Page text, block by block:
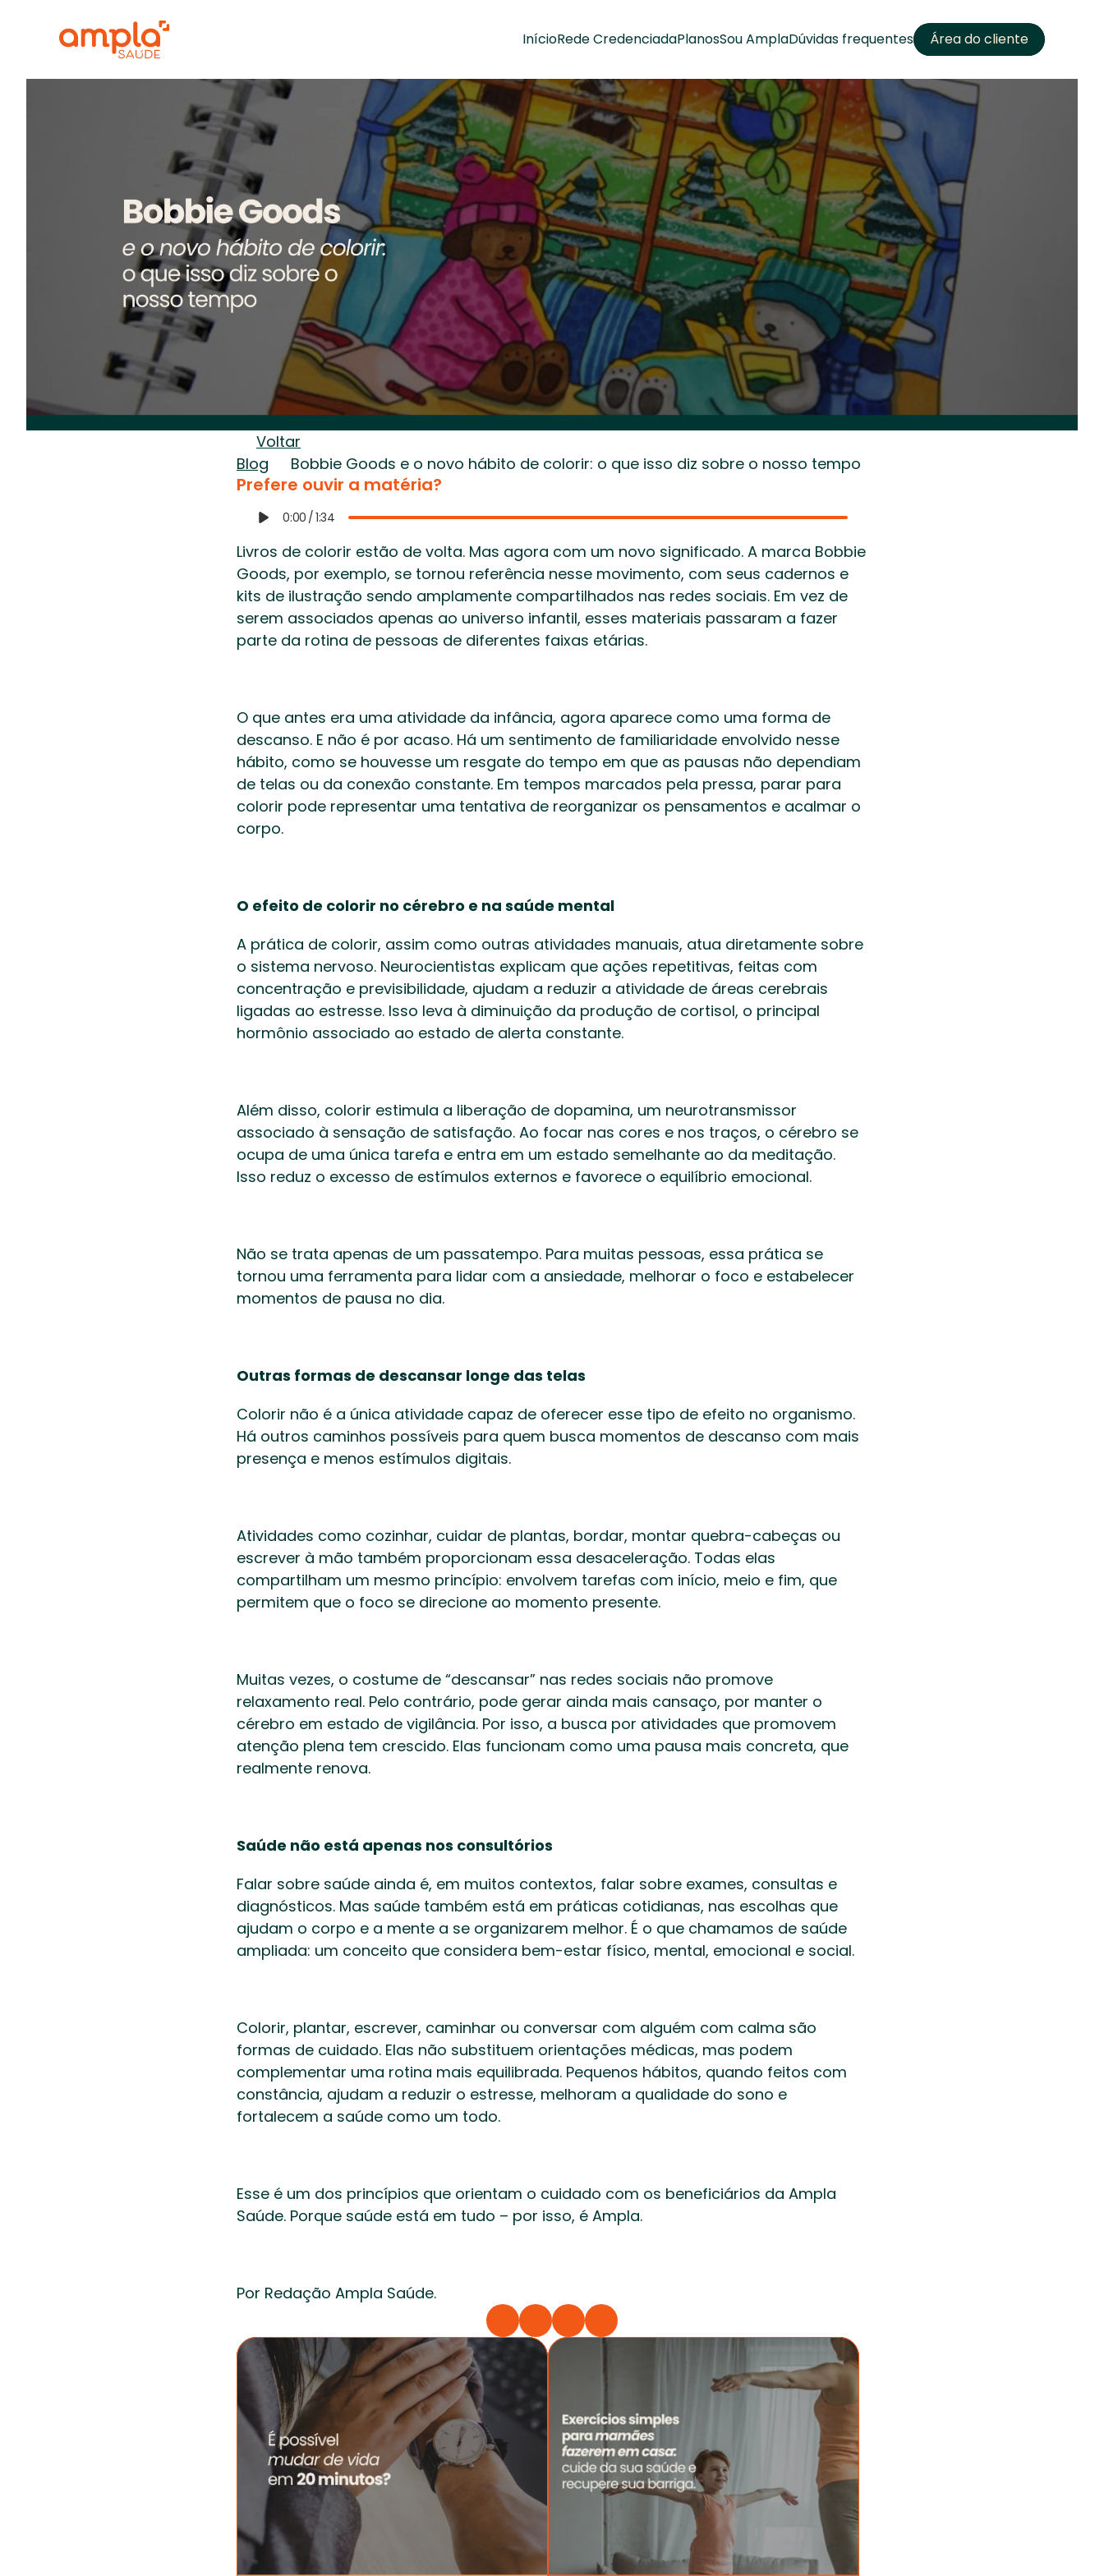
InícioRede CredenciadaPlanosSou AmplaDúvidas frequentes Área do cliente
Voltar
Blog
Bobbie Goods e o novo hábito de colorir: o que isso diz sobre o nosso tempo
Prefere ouvir a matéria?
0:00 /1:34
Livros de colorir estão de volta. Mas agora com um novo significado. A marca Bobbie
Goods, por exemplo, se tornou referência nesse movimento, com seus cadernos e
kits de ilustração sendo amplamente compartilhados nas redes sociais. Em vez de
serem associados apenas ao universo infantil, esses materiais passaram a fazer
parte da rotina de pessoas de diferentes faixas etárias.
O que antes era uma atividade da infância, agora aparece como uma forma de
descanso. E não é por acaso. Há um sentimento de familiaridade envolvido nesse
hábito, como se houvesse um resgate do tempo em que as pausas não dependiam
de telas ou da conexão constante. Em tempos marcados pela pressa, parar para
colorir pode representar uma tentativa de reorganizar os pensamentos e acalmar o
corpo.
O efeito de colorir no cérebro e na saúde mental
A prática de colorir, assim como outras atividades manuais, atua diretamente sobre
o sistema nervoso. Neurocientistas explicam que ações repetitivas, feitas com
concentração e previsibilidade, ajudam a reduzir a atividade de áreas cerebrais
ligadas ao estresse. Isso leva à diminuição da produção de cortisol, o principal
hormônio associado ao estado de alerta constante.
Além disso, colorir estimula a liberação de dopamina, um neurotransmissor
associado à sensação de satisfação. Ao focar nas cores e nos traços, o cérebro se
ocupa de uma única tarefa e entra em um estado semelhante ao da meditação.
Isso reduz o excesso de estímulos externos e favorece o equilíbrio emocional.
Não se trata apenas de um passatempo. Para muitas pessoas, essa prática se
tornou uma ferramenta para lidar com a ansiedade, melhorar o foco e estabelecer
momentos de pausa no dia.
Outras formas de descansar longe das telas
Colorir não é a única atividade capaz de oferecer esse tipo de efeito no organismo.
Há outros caminhos possíveis para quem busca momentos de descanso com mais
presença e menos estímulos digitais.
Atividades como cozinhar, cuidar de plantas, bordar, montar quebra-cabeças ou
escrever à mão também proporcionam essa desaceleração. Todas elas
compartilham um mesmo princípio: envolvem tarefas com início, meio e fim, que
permitem que o foco se direcione ao momento presente.
Muitas vezes, o costume de “descansar” nas redes sociais não promove
relaxamento real. Pelo contrário, pode gerar ainda mais cansaço, por manter o
cérebro em estado de vigilância. Por isso, a busca por atividades que promovem
atenção plena tem crescido. Elas funcionam como uma pausa mais concreta, que
realmente renova.
Saúde não está apenas nos consultórios
Falar sobre saúde ainda é, em muitos contextos, falar sobre exames, consultas e
diagnósticos. Mas saúde também está em práticas cotidianas, nas escolhas que
ajudam o corpo e a mente a se organizarem melhor. É o que chamamos de saúde
ampliada: um conceito que considera bem-estar físico, mental, emocional e social.
Colorir, plantar, escrever, caminhar ou conversar com alguém com calma são
formas de cuidado. Elas não substituem orientações médicas, mas podem
complementar uma rotina mais equilibrada. Pequenos hábitos, quando feitos com
constância, ajudam a reduzir o estresse, melhoram a qualidade do sono e
fortalecem a saúde como um todo.
Esse é um dos princípios que orientam o cuidado com os beneficiários da Ampla
Saúde. Porque saúde está em tudo – por isso, é Ampla.
Por Redação Ampla Saúde.